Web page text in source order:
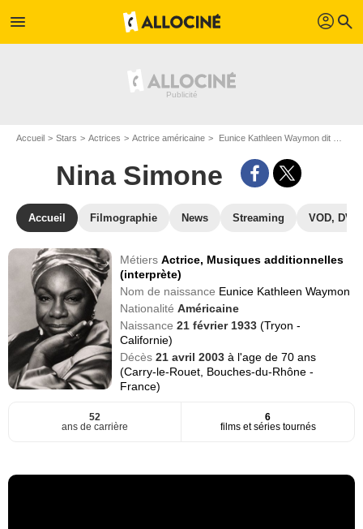
menu profil search
Accueil Stars Actrices Actrice américaine Eunice Kathleen Waymon dit Nina Simone
Nina Simone
Accueil Filmographie News Streaming VOD, DVD
MétiersActrice, Musiques additionnelles
(interprète)
Nom de naissance Eunice Kathleen Waymon
NationalitéAméricaine
Naissance21 février 1933(Tryon -
Californie)
Décès21 avril 2003à l'age de 70 ans
(Carry-le-Rouet, Bouches-du-Rhône -
France)
52
ans de carrière
6
films et séries tournés